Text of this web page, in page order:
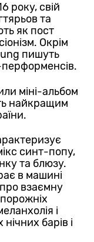
року, свій
та
як пост
Окрім
пишуть
перформенсів.
міні-альбом
найкращим
синт-попу,
та блюзу.
в машині
про взаємну
і
барів і